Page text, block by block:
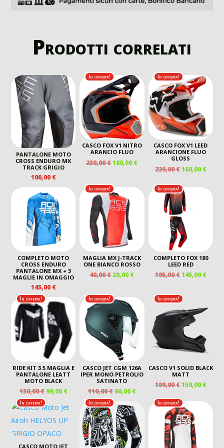
Prodotti correlati
PANTALONE MOTO
CROSS ENDURO MX
TRACK GRIGIO
100,00€
In offerta!
CASCO FOX V1 NITRO
ARANCIO FLUO
230,00€IL
ERA:
230,00 €.
180,00€IL
PREZZO
È:
180,00 €.
In offerta!
CASCO FOX V1 LEED
ARANCIONE FLUO
GLOSS
220,00€ IL
ORIGINALE
ERA:
220,00 €.
160,00€IL
È:
COMPLETO MOTO
CROSS ENDURO
PANTALONE MX + 3
MAGLIE IN OMAGGIO
145,00€
In offerta!
MAGLIA MX J-TRACK
ONE BIANCO ROSSO
40,00€ IL
ERA:
40,00 €.
20,00€IL
È:
20,00 €.
In offerta!
COMPLETO FOX 180
LEED RED
195,00€ IL
ERA:
195,00 €.
145,00€IL
In offerta!
RIDE KIT 3.5 MAGLIA E
PANTALONE LEATT
MOTO BLACK
130,00€ IL
PREZZO
ORIGINALE
ERA:
99,00€IL
PREZZO
ATTUALE
È:
99,00 €.
In offerta!
CASCO JET CGM 126A
IPER MONO PETROLIO
SATINATO
110,00€ IL
PREZZO
ORIGINALE
ERA:
110,00 €.
60,00€IL
PREZZO
ATTUALE
È:
60,00 €.
In offerta!
CASCO V1 SOLID BLACK
MATT
199,00€ IL
ORIGINALE
ERA:
199,00 €.
150,00€IL
In offerta!
CASCO MOTO JET
In offerta! In offerta!